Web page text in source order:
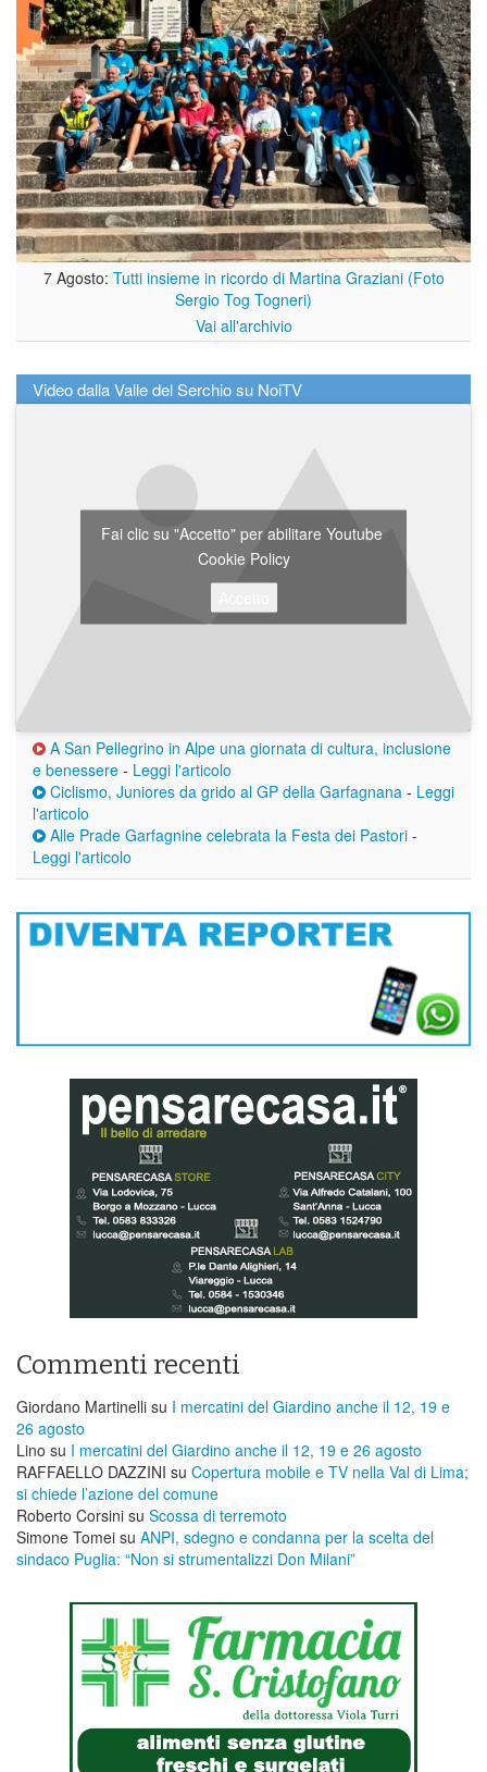
7 Agosto: Tutti insieme in ricordo di Martina Graziani (Foto
Sergio Tog Togneri)
Vai all'archivio
Video dalla Valle del Serchio su NoiTV
Fai clic su "Accetto" per abilitare Youtube
Cookie Policy
A San Pellegrino in Alpe una giornata di cultura, inclusione
e benessere - Leggi l'articolo
Ciclismo, Juniores da grido al GP della Garfagnana - Leggi
l'articolo
Alle Prade Garfagnine celebrata la Festa dei Pastori -
Leggi l'articolo
Commenti recenti
Giordano Martinelli su I mercatini del Giardino anche il 12, 19 e
26 agosto
Lino su I mercatini del Giardino anche il 12, 19 e 26 agosto
RAFFAELLO DAZZINI su ​Copertura mobile e TV nella Val di Lima;
si chiede l’azione del comune
Roberto Corsini su Scossa di terremoto
Simone Tomei su ANPI, sdegno e condanna per la scelta del
sindaco Puglia: “Non si strumentalizzi Don Milani”